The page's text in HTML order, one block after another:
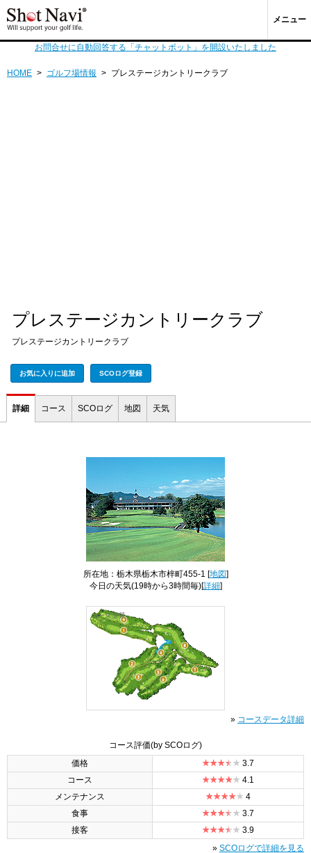
メニュー
お問合せに自動回答する「チャットボット」を開設いたしました
HOME > ゴルフ場情報 > プレステージカントリークラブ
プレステージカントリークラブ
プレステージカントリークラブ
お気に入りに追加 SCOログ登録
詳細 コース SCOログ 地図 天気
所在地：栃木県栃木市梓町455-1 [地図]
今日の天気(19時から3時間毎)[詳細]
コース全景
» コースデータ詳細
コース評価(by SCOログ)
価格
3.7
コース
4.1
メンテナンス
4
食事
3.7
接客
3.9
» SCOログで詳細を見る